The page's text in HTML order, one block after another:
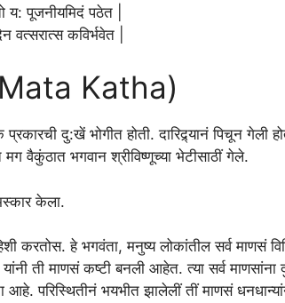
य: पूजनीयमिदं पठेत |
वत्सरात्स कविर्भवेत |
Mata Katha)
दु:खें भोगीत होती. दारिद्र्यानं पिचून गेली
मग वैकुंठात भगवान श्रीविष्णूच्या भेटीसाठीं गेले.
केला.
हे भगवंता, मनुष्य लोकांतील सर्व माणसं
ती माणसं कष्टी बनली आहेत. त्या सर्व माणसांना
आहे. परिस्थितीनं भयभीत झालेलीं तीं माणसं